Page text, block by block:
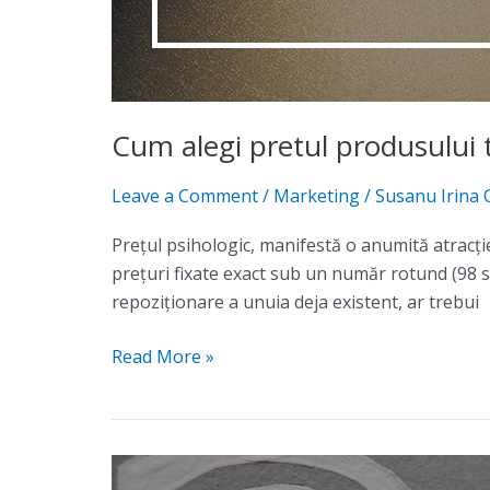
Cum alegi pretul produsului
Leave a Comment/ Marketing/Susanu Irina
Preţul psihologic, manifestă o anumită
preţuri fixate exact sub un număr rotund (98
repoziţionare a unuia deja existent, ar trebui
Read More »
Cum